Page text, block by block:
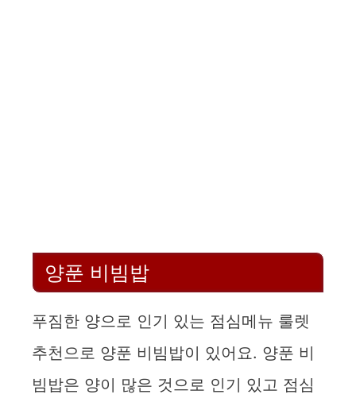
양푼 비빔밥
푸짐한 양으로 인기 있는 점심메뉴 룰렛
추천으로 양푼 비빔밥이 있어요. 양푼 비
빔밥은 양이 많은 것으로 인기 있고 점심